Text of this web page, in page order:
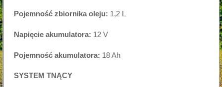
Pojemność zbiornika oleju: 1,2 L
Napięcie akumulatora: 12 V
Pojemność akumulatora: 18 Ah
SYSTEM TNĄCY